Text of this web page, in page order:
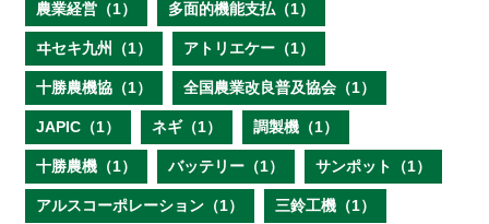
農業経営（1） 多面的機能支払（1）
ヰセキ九州（1） アトリエケー（1）
十勝農機協（1） 全国農業改良普及協会（1）
JAPIC（1） ネギ（1） 調製機（1）
十勝農機（1） バッテリー（1） サンポット（1）
アルスコーポレーション（1） 三鈴工機（1）